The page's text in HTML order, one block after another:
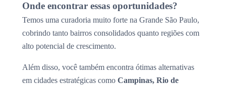
Onde encontrar essas oportunidades?
Temos uma curadoria muito forte na Grande São Paulo,
cobrindo tanto bairros consolidados quanto regiões com
alto potencial de crescimento.
Além disso, você também encontra ótimas alternativas
em cidades estratégicas como Campinas, Rio de